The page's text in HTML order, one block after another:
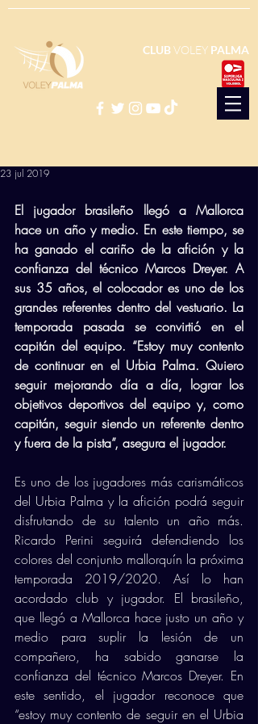
CLUBVOLEY PALMA
23 jul 2019
El jugador brasileño llegó a Mallorca
hace un año y medio. En este tiempo, se
ha ganado el cariño de la afición y la
confianza del técnico Marcos Dreyer. A
sus 35 años, el colocador es uno de los
grandes referentes dentro del vestuario. La
temporada pasada se convirtió en el
capitán del equipo. “Estoy muy contento
de continuar en el Urbia Palma. Quiero
seguir mejorando día a día, lograr los
objetivos deportivos del equipo y, como
capitán, seguir siendo un referente dentro
y fuera de la pista”, asegura el jugador.
Es uno de los jugadores más carismáticos
del Urbia Palma y la afición podrá seguir
disfrutando de su talento un año más.
Ricardo Perini seguirá defendiendo los
colores del conjunto mallorquín la próxima
temporada 2019/2020. Así lo han
acordado club y jugador. El brasileño,
que llegó a Mallorca hace justo un año y
medio para suplir la lesión de un
compañero, ha sabido ganarse la
confianza del técnico Marcos Dreyer. En
este sentido, el jugador reconoce que
“estoy muy contento de seguir en el Urbia